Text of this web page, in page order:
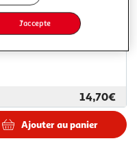
12,00€
14,70€
Ajouter au panier
J'accepte